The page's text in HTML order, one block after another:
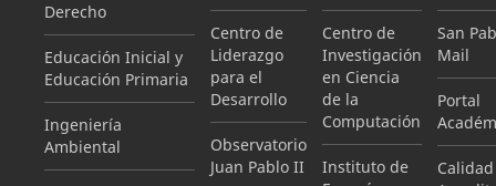
Derecho
Educación Inicial y
Educación Primaria
Ingeniería
Ambiental
Centro de
Liderazgo
para el
Desarrollo
Observatorio
Juan Pablo II
Centro de
Investigación
en Ciencia
de la
Computación
Instituto de
San
Mail
Portal